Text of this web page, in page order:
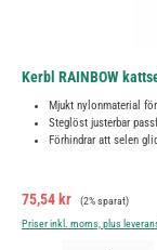
Kerbl RAINBOW
Mjukt nylonmaterial
Steglöst justerbar
Förhindrar att selen
Försäljningspris:
75,54 kr Ordinarie pris:
(2% sparat)
Priser inkl. moms, plus
Produktkvantitet: Ange